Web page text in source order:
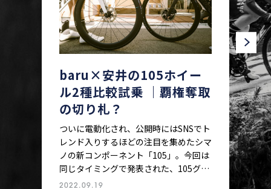
baru×安井の105ホイー
ル2種比較試乗 ｜覇権奪取
の切り札？
ついに電動化され、公開時にはSNSでト
レンド入りするほどの注目を集めたシマ
ノの新コンポーネント「105」。今回は
同じタイミングで発表された、105グレ
ードのディスク用カーボンホイール
2022.09.19